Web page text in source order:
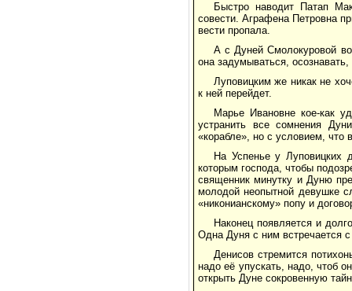
Быстро наводит Патап
совести. Аграфена Петровна
вести пропала.
А с Дуней Смолокуровой
она задумываться,
Луповицким же никак не
к ней перейдет.
Марье Ивановне кое-как
устранить все сомнения
«корабле», но с условием, что
На Успенье у Луповицких
которым господа, чтобы
священник минутку и Дуню
молодой неопытной девушке
«никонианскому» попу и
Наконец появляется и
Одна Дуня с ним встречается
Денисов стремится
надо её упускать, надо, чтоб
открыть Дуне сокровенную